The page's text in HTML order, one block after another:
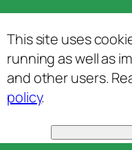
This site uses
running as well as
and other users.
policy.